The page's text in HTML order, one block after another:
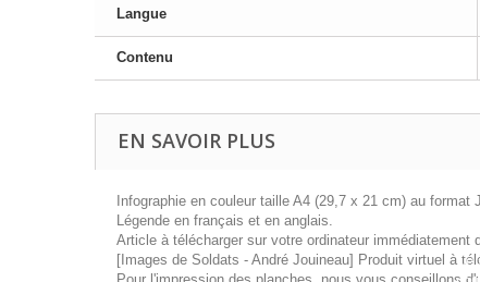
Langue
Contenu
EN SAVOIR PLUS
Infographie en couleur taille A4 (29,7 x 21 cm) au format
Légende en français et en anglais.
Article à télécharger sur votre ordinateur
[Images de Soldats - André Jouineau] Produit virtuel àCe